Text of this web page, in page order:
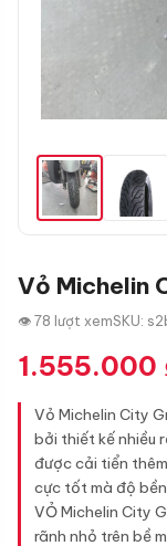
Vỏ Michelin
👁 78 lượt xemSKU:
1.555.000
Vỏ Michelin City
bởi thiết kế nhiều
được cải tiển
cực tốt mà độ
VỎ Michelin City
rãnh nhỏ trên bề